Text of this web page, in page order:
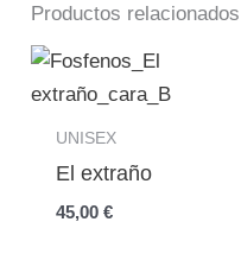
Productos relacionados
UNISEX
El extraño
45,00 €